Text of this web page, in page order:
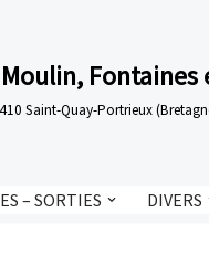
Fontaines
Saint-Quay-Portrieux
– SORTIES DIVERS